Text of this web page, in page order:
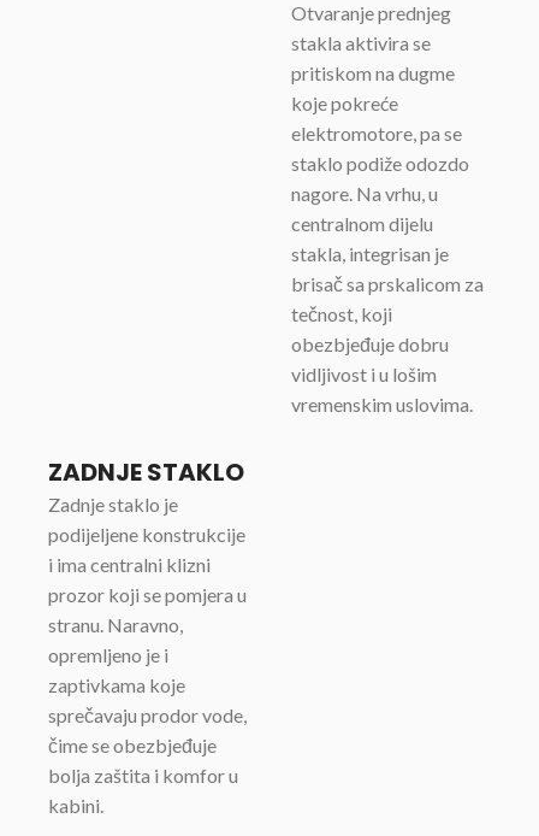
Otvaranje prednjeg
stakla aktivira se
pritiskom na dugme
koje pokreće
elektromotore, pa se
staklo podiže odozdo
nagore. Na vrhu, u
centralnom dijelu
stakla, integrisan je
brisač sa prskalicom za
tečnost, koji
obezbjeđuje dobru
vidljivost i u lošim
vremenskim uslovima.
ZADNJE STAKLO
Zadnje staklo je
podijeljene konstrukcije
i ima centralni klizni
prozor koji se pomjera u
stranu. Naravno,
opremljeno je i
zaptivkama koje
sprečavaju prodor vode,
čime se obezbjeđuje
bolja zaštita i komfor u
kabini.